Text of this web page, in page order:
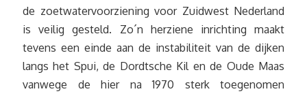
de zoetwatervoorziening voor Zuidwest Nederland
is veilig gesteld. Zo´n herziene inrichting maakt
tevens een einde aan de instabiliteit van de dijken
langs het Spui, de Dordtsche Kil en de Oude Maas
vanwege de hier na 1970 sterk toegenomen